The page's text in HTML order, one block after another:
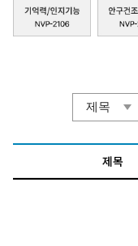
제목